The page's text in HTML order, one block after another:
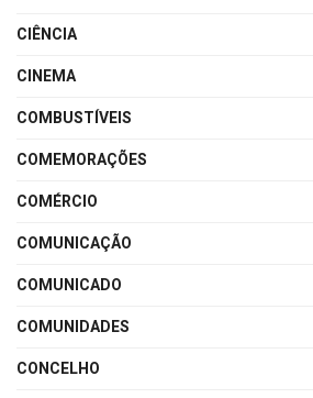
CIÊNCIA
CINEMA
COMBUSTÍVEIS
COMEMORAÇÕES
COMÉRCIO
COMUNICAÇÃO
COMUNICADO
COMUNIDADES
CONCELHO